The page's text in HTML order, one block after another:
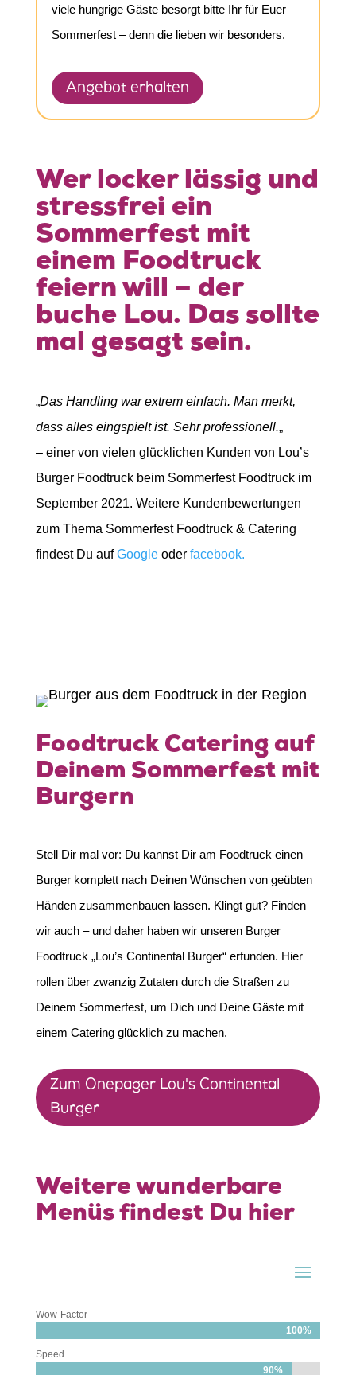
viele hungrige Gäste besorgt bitte Ihr für Euer
Sommerfest – denn die lieben wir besonders.
Angebot erhalten
Wer locker lässig und
stressfrei ein
Sommerfest mit
einem Foodtruck
feiern will – der
buche Lou. Das sollte
mal gesagt sein.
„Das Handling war extrem einfach. Man merkt,
dass alles eingspielt ist. Sehr professionell.„
– einer von vielen glücklichen Kunden von Lou’s
Burger Foodtruck beim Sommerfest Foodtruck im
September 2021. Weitere Kundenbewertungen
zum Thema Sommerfest Foodtruck & Catering
findest Du aufGoogleoder facebook.
Foodtruck Catering auf
Deinem Sommerfest mit
Burgern
Stell Dir mal vor: Du kannst Dir am Foodtruck einen
Burger komplett nach Deinen Wünschen von geübten
Händen zusammenbauen lassen. Klingt gut? Finden
wir auch – und daher haben wir unseren Burger
Foodtruck „Lou’s Continental Burger“ erfunden. Hier
rollen über zwanzig Zutaten durch die Straßen zu
Deinem Sommerfest, um Dich und Deine Gäste mit
einem Catering glücklich zu machen.
Zum Onepager Lou's Continental
Burger
Weitere wunderbare
Menüs findest Du hier
Wow-Factor
100%
100%
Speed
90%
90%